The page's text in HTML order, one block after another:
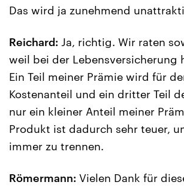
Das wird ja zunehmend
Reichard: Ja, richtig. Wir raten
weil bei der Lebensversicherung
Ein Teil meiner Prämie wird für
Kostenanteil und ein dritter Teil
nur ein kleiner Anteil meiner
Produkt ist dadurch sehr teuer,
immer zu trennen.
Römermann: Vielen Dank für